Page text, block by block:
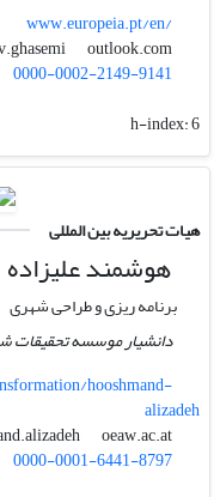
www.europeia.pt/en/
v.ghasemi
outlook.com
0000-0002-2149-9141
h-index:6
هیات تحریریه بین المللی
هوشمند علیزاده
برنامه ریزی و طراحی شهری
دانشیار موسسه تحقیقات
hooshmand-
alizadeh
hooshmand.alizadeh
oeaw.ac.at
0000-0001-6441-8797